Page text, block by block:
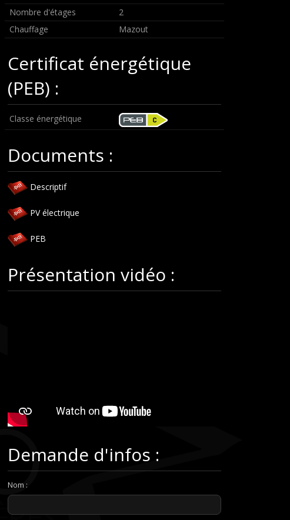
Nombre d'étages
2
Chauffage
Mazout
Certificat énergétique
(PEB) :
Classe énergétique
Documents :
Descriptif
PV électrique
PEB
Présentation vidéo :
Demande d'infos :
Nom :